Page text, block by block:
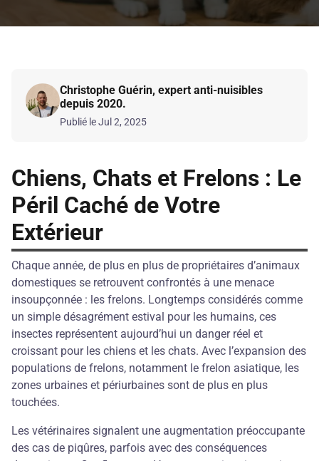
Christophe Guérin, expert anti-nuisibles
depuis 2020.
Publié le Jul 2, 2025
Chiens, Chats et Frelons : Le
Péril Caché de Votre
Extérieur
Chaque année, de plus en plus de propriétaires d’animaux
domestiques se retrouvent confrontés à une menace
insoupçonnée : les frelons. Longtemps considérés comme
un simple désagrément estival pour les humains, ces
insectes représentent aujourd’hui un danger réel et
croissant pour les chiens et les chats. Avec l’expansion des
populations de frelons, notamment le frelon asiatique, les
zones urbaines et périurbaines sont de plus en plus
touchées.
Les vétérinaires signalent une augmentation préoccupante
des cas de piqûres, parfois avec des conséquences